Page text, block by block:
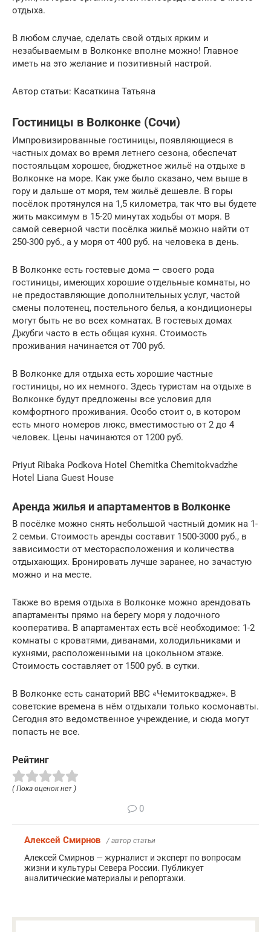
отдыха.
В любом случае, сделать свой отдых ярким и
незабываемым в Волконке вполне можно! Главное
иметь на это желание и позитивный настрой.
Автор статьи: Касаткина Татьяна
Гостиницы в Волконке (Сочи)
Импровизированные гостиницы, появляющиеся в
частных домах во время летнего сезона, обеспечат
постояльцам хорошее, бюджетное жильё на отдыхе в
Волконке на море. Как уже было сказано, чем выше в
гору и дальше от моря, тем жильё дешевле. В горы
посёлок протянулся на 1,5 километра, так что вы будете
жить максимум в 15-20 минутах ходьбы от моря. В
самой северной части посёлка жильё можно найти от
250-300 руб., а у моря от 400 руб. на человека в день.
В Волконке есть гостевые дома — своего рода
гостиницы, имеющих хорошие отдельные комнаты, но
не предоставляющие дополнительных услуг, частой
смены полотенец, постельного белья, а кондиционеры
могут быть не во всех комнатах. В гостевых домах
Джубги часто в есть общая кухня. Стоимость
проживания начинается от 700 руб.
В Волконке для отдыха есть хорошие частные
гостиницы, но их немного. Здесь туристам на отдыхе в
Волконке будут предложены все условия для
комфортного проживания. Особо стоит о, в котором
есть много номеров люкс, вместимостью от 2 до 4
человек. Цены начинаются от 1200 руб.
Priyut Ribaka Podkova Hotel Chemitka Chemitokvadzhe
Hotel Liana Guest House
Аренда жилья и апартаментов в Волконке
В посёлке можно снять небольшой частный домик на 1-
2 семьи. Стоимость аренды составит 1500-3000 руб., в
зависимости от месторасположения и количества
отдыхающих. Бронировать лучше заранее, но зачастую
можно и на месте.
Также во время отдыха в Волконке можно арендовать
апартаменты прямо на берегу моря у лодочного
кооператива. В апартаментах есть всё необходимое: 1-2
комнаты с кроватями, диванами, холодильниками и
кухнями, расположенными на цокольном этаже.
Стоимость составляет от 1500 руб. в сутки.
В Волконке есть санаторий ВВС «Чемитоквадже». В
советские времена в нём отдыхали только космонавты.
Сегодня это ведомственное учреждение, и сюда могут
попасть не все.
Рейтинг
( Пока оценок нет )
0
Алексей Смирнов / автор статьи
Алексей Смирнов — журналист и эксперт по вопросам
жизни и культуры Севера России. Публикует
аналитические материалы и репортажи.